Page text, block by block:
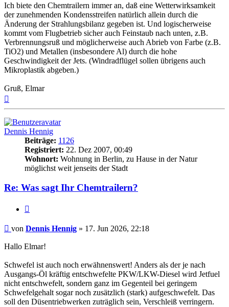
Ich biete den Chemtrailern immer an, daß eine Wetterwirksamkeit
der zunehmenden Kondensstreifen natürlich allein durch die
Änderung der Strahlungsbilanz gegeben ist. Und logischerweise
kommt vom Flugbetrieb sicher auch Feinstaub nach unten, z.B.
Verbrennungsruß und möglicherweise auch Abrieb von Farbe (z.B.
TiO2) und Metallen (insbesondere Al) durch die hohe
Geschwindigkeit der Jets. (Windradflügel sollen übrigens auch
Mikroplastik abgeben.)
Gruß, Elmar
Dennis Hennig
Beiträge: 1126
Registriert: 22. Dez 2007, 00:49
Wohnort: Wohnung in Berlin, zu Hause in der Natur
möglichst weit jenseits der Stadt
Re: Was sagt Ihr Chemtrailern?
Beitrag
von Dennis Hennig » 17. Jun 2026, 22:18
Hallo Elmar!
Schwefel ist auch noch erwähnenswert! Anders als der je nach
Ausgangs-Öl kräftig entschwefelte PKW/LKW-Diesel wird Jetfuel
nicht entschwefelt, sondern ganz im Gegenteil bei geringem
Schwefelgehalt sogar noch zusätzlich (stark) aufgeschwefelt. Das
soll den Düsentriebwerken zuträglich sein, Verschleiß verringern.